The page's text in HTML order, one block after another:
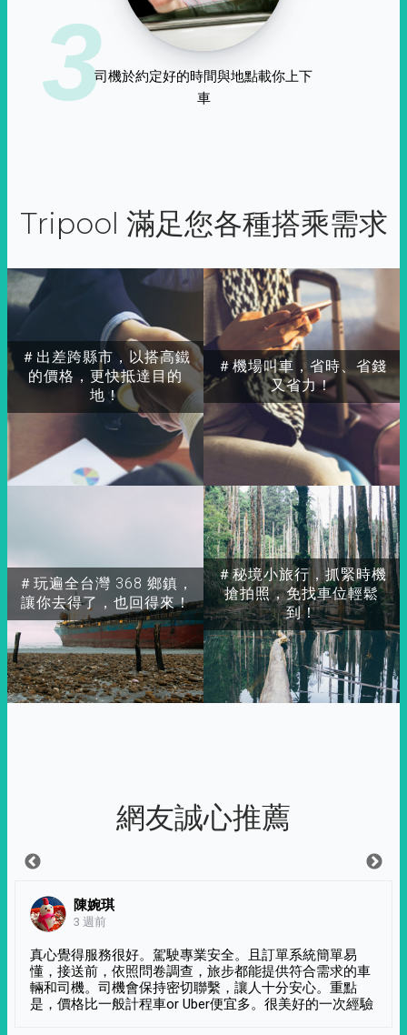
3司機於約定好的時間與地點載你上下
車
Tripool 滿足您各種搭乘需求
＃出差跨縣市，以搭高鐵
的價格，更快抵達目的
地！
＃玩遍全台灣 368 鄉鎮，
讓你去得了，也回得來！
＃秘境小旅行，抓緊時機
搶拍照，免找車位輕鬆
到！
＃機場叫車，省時、省錢
又省力！
網友誠心推薦
陳婉琪
3 週前
真心覺得服務很好。駕駛專業安全。且訂單系統簡單易
懂，接送前，依照問卷調查，旅步都能提供符合需求的車
輛和司機。司機會保持密切聯繫，讓人十分安心。重點
是，價格比一般計程車or Uber便宜多。很美好的一次經驗